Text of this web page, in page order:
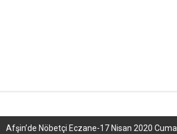
Afşin’de Nöbetçi Eczane-17 Nisan 2020 Cuma